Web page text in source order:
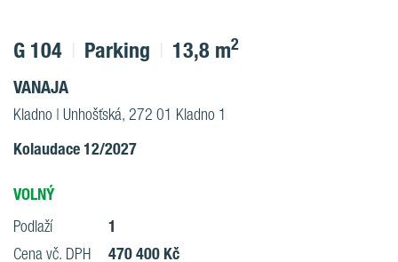
G 104 Parking 13,8 m2
VANAJA
Kladno | Unhošťská, 272 01 Kladno 1
Kolaudace 12/2027
VOLNÝ
Podlaží 1
Cena vč. DPH 470 400 Kč